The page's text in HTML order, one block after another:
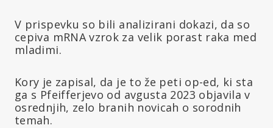
V prispevku so bili analizirani dokazi, da so
cepiva mRNA vzrok za velik porast raka med
mladimi.
Kory je zapisal, da je to že peti op-ed, ki sta
ga s Pfeifferjevo od avgusta 2023 objavila v
osrednjih, zelo branih novicah o sorodnih
temah.